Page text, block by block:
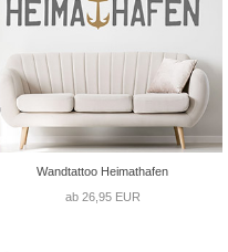
Wandtattoo Heimathafen
ab 26,95 EUR